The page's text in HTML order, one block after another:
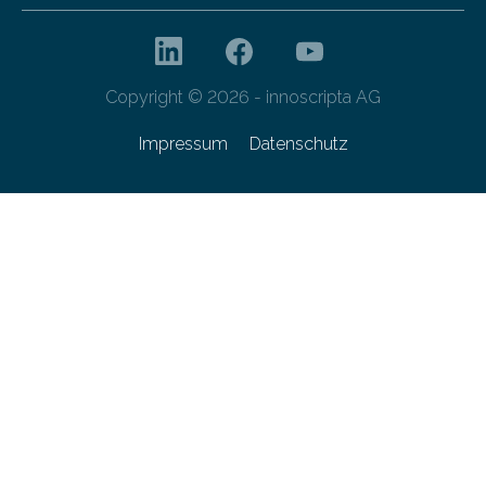
Copyright © 2026 - innoscripta AG
Impressum Datenschutz